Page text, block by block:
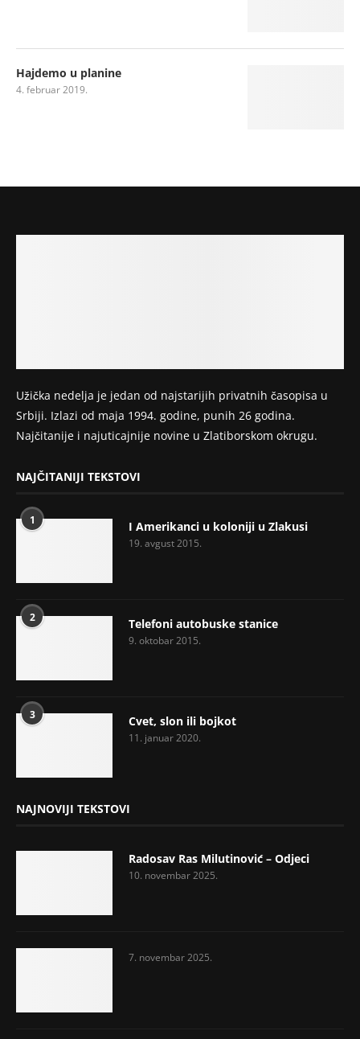
Hajdemo u planine
4. februar 2019.
Užička nedelja je jedan od najstarijih privatnih časopisa u
Srbiji. Izlazi od maja 1994. godine, punih 26 godina.
Najčitanije i najuticajnije novine u Zlatiborskom okrugu.
NAJČITANIJI TEKSTOVI
1 I Amerikanci u koloniji u Zlakusi
19. avgust 2015.
2 Telefoni autobuske stanice
9. oktobar 2015.
3 Cvet, slon ili bojkot
11. januar 2020.
NAJNOVIJI TEKSTOVI
Radosav Ras Milutinović – Odjeci
10. novembar 2025.
7. novembar 2025.